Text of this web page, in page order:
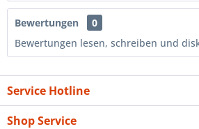
Bewertungen
0
Bewertungen lesen, schreiben und
Service Hotline
Shop Service